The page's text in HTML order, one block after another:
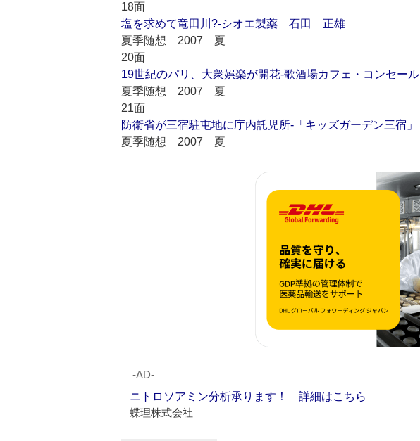
18面
塩を求めて竜田川?-シオエ製薬 石田 正雄
夏季随想 2007 夏
20面
19世紀のパリ、大衆娯楽が開花-歌酒場カフェ・コンセー
夏季随想 2007 夏
21面
防衛省が三宿駐屯地に庁内託児所-「キッズガーデン三宿」
夏季随想 2007 夏
‐AD‐
ニトロソアミン分析承ります！ 詳細はこちら
蝶理株式会社